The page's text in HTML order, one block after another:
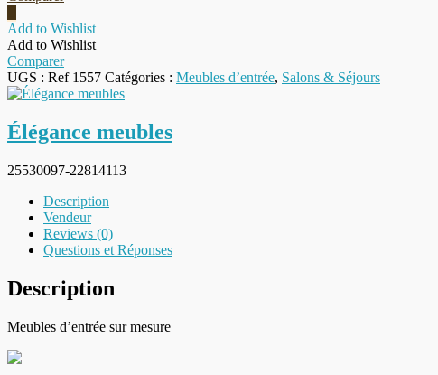
Add to Wishlist
Add to Wishlist
Comparer
UGS : Ref 1557 Catégories : Meubles d’entrée, Salons & Séjours
Élégance meubles
25530097-22814113
Description
Vendeur
Reviews (0)
Questions et Réponses
Description
Meubles d’entrée sur mesure